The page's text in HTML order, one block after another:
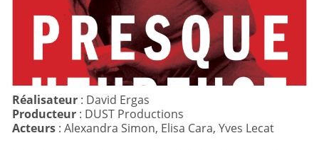
Réalisateur
Producteur
Acteurs : Alexandra Simon, Elisa Cara, Yves Lecat